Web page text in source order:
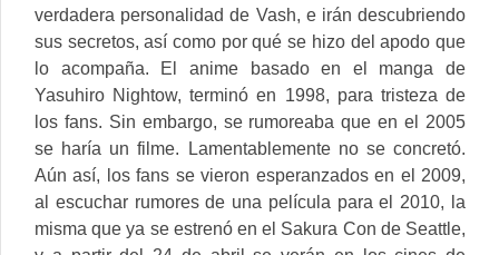
verdadera personalidad de Vash, e irán descubriendo
sus secretos, así como por qué se hizo del apodo que
lo acompaña. El anime basado en el manga de
Yasuhiro Nightow, terminó en 1998, para tristeza de
los fans. Sin embargo, se rumoreaba que en el 2005
se haría un filme. Lamentablemente no se concretó.
Aún así, los fans se vieron esperanzados en el 2009,
al escuchar rumores de una película para el 2010, la
misma que ya se estrenó en el Sakura Con de Seattle,